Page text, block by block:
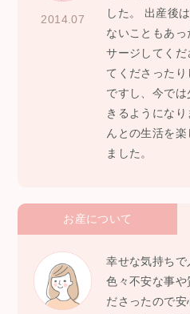
2014.07
した。 出産後
ないこともあ
サージしてく
てくださった
ですし、今で
きるようにな
んとの生活を
ました。
お産について
幸せな気持ちで
色々不安な事や
ださったので